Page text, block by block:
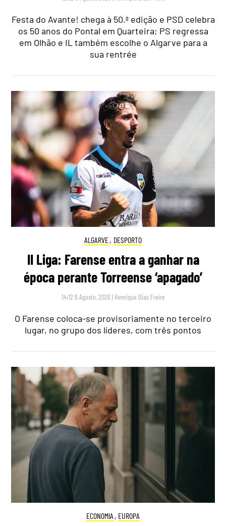
Festa do Avante! chega à 50.ª edição e PSD celebra
os 50 anos do Pontal em Quarteira; PS regressa
em Olhão e IL também escolhe o Algarve para a
sua rentrée
ALGARVE, DESPORTO
II Liga: Farense entra a ganhar na
época perante Torreense ‘apagado’
14:12 9 Agosto, 2026 | Henrique Dias Freire
O Farense coloca-se provisoriamente no terceiro
lugar, no grupo dos líderes, com três pontos
ECONOMIA , EUROPA